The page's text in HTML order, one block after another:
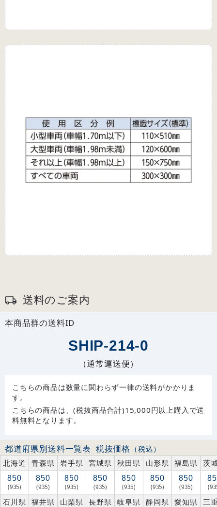
送料のご案内
本商品群の送料ID
SHIP-214-0
（通常運送便）
こちらの商品は数量に関わらず一律の送料がかかりま
す。
こちらの商品は、(税抜商品合計)15,000円以上購入で送
料無料となります。
都道府県別送料一覧表 税抜価格 （税込）
北海道
青森県 岩手県 宮城県 秋田県 山形県 福島県 茨
850
(935)
850
(935)
850
(935)
850
(935)
850
(935)
850
(935)
850
(935)
石川県 福井県 山梨県 長野県 岐阜県 静岡県 愛知県 三